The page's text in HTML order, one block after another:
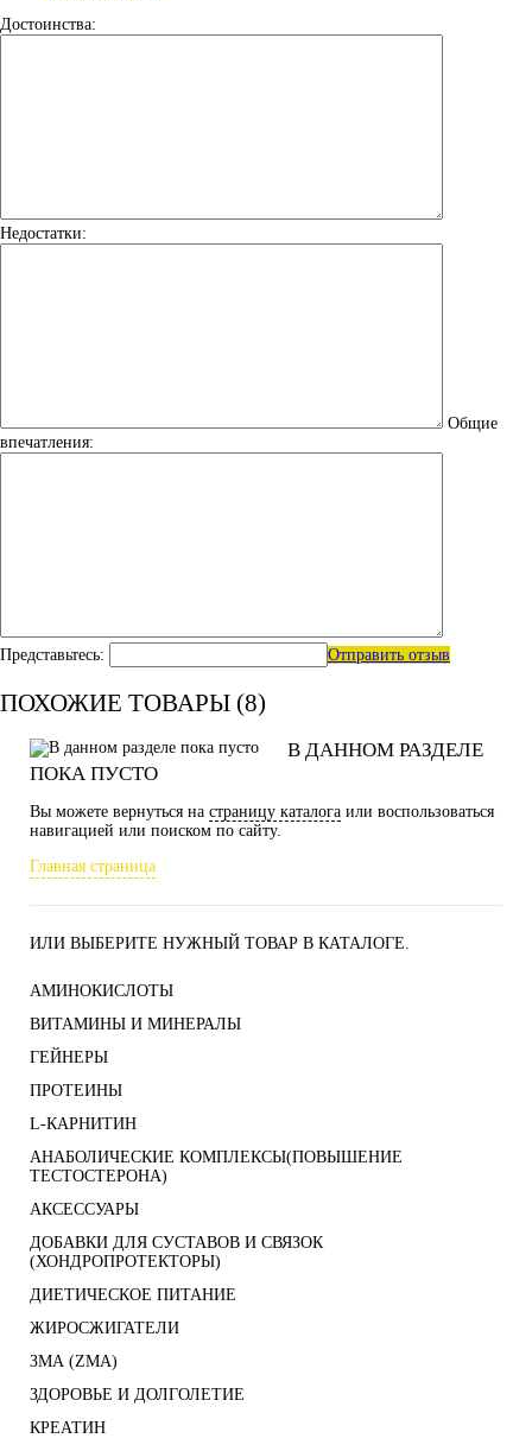
Достоинства:
Недостатки:
Общие
впечатления:
Представьтесь: Отправить отзыв
ПОХОЖИЕ ТОВАРЫ (8)
В ДАННОМ РАЗДЕЛЕ
ПОКА ПУСТО
Вы можете вернуться на страницу каталога или воспользоваться
навигацией или поиском по сайту.
Главная страница
ИЛИ ВЫБЕРИТЕ НУЖНЫЙ ТОВАР В КАТАЛОГЕ.
АМИНОКИСЛОТЫ
ВИТАМИНЫ И МИНЕРАЛЫ
ГЕЙНЕРЫ
ПРОТЕИНЫ
L-КАРНИТИН
АНАБОЛИЧЕСКИЕ КОМПЛЕКСЫ(ПОВЫШЕНИЕ
ТЕСТОСТЕРОНА)
АКСЕССУАРЫ
ДОБАВКИ ДЛЯ СУСТАВОВ И СВЯЗОК
(ХОНДРОПРОТЕКТОРЫ)
ДИЕТИЧЕСКОЕ ПИТАНИЕ
ЖИРОСЖИГАТЕЛИ
ЗМА (ZMA)
ЗДОРОВЬЕ И ДОЛГОЛЕТИЕ
КРЕАТИН